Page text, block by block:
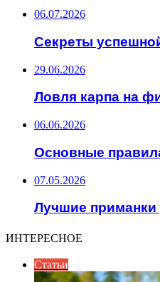
06.07.2026
Секреты
29.06.2026
Ловля карпа на
06.06.2026
Основные
07.05.2026
Лучшие
ИНТЕРЕСНОЕ
Статьи